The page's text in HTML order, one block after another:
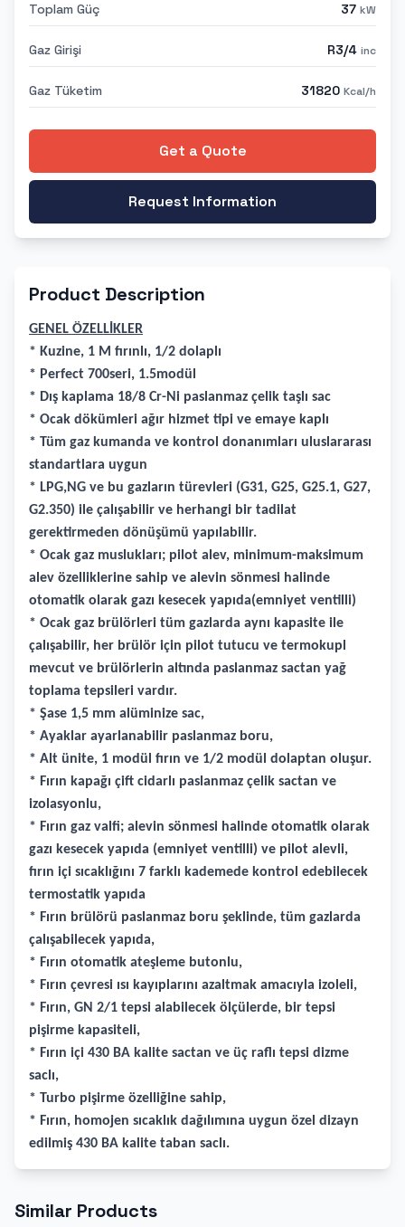
Toplam Güç 37 kW
Gaz Girişi R3/4 inc
Gaz Tüketim 31820 Kcal/h
Get a Quote
Request Information
Product Description
GENEL ÖZELLİKLER
* Kuzine, 1 M fırınlı, 1/2 dolaplı
* Perfect 700seri, 1.5modül
* Dış kaplama 18/8 Cr-Ni paslanmaz çelik taşlı sac
* Ocak dökümleri ağır hizmet tipi ve emaye kaplı
* Tüm gaz kumanda ve kontrol donanımları uluslararası
standartlara uygun
* LPG,NG ve bu gazların türevleri (G31, G25, G25.1, G27,
G2.350) ile çalışabilir ve herhangi bir tadilat
gerektirmeden dönüşümü yapılabilir.
* Ocak gaz muslukları; pilot alev, minimum-maksimum
alev özelliklerine sahip ve alevin sönmesi halinde
otomatik olarak gazı kesecek yapıda(emniyet ventilli)
* Ocak gaz brülörleri tüm gazlarda aynı kapasite ile
çalışabilir, her brülör için pilot tutucu ve termokupl
mevcut ve brülörlerin altında paslanmaz sactan yağ
toplama tepsileri vardır.
* Şase 1,5 mm alüminize sac,
* Ayaklar ayarlanabilir paslanmaz boru,
* Alt ünite, 1 modül fırın ve 1/2 modül dolaptan oluşur.
* Fırın kapağı çift cidarlı paslanmaz çelik sactan ve
izolasyonlu,
* Fırın gaz valfi; alevin sönmesi halinde otomatik olarak
gazı kesecek yapıda (emniyet ventilli) ve pilot alevli,
fırın içi sıcaklığını 7 farklı kademede kontrol edebilecek
termostatik yapıda
* Fırın brülörü paslanmaz boru şeklinde, tüm gazlarda
çalışabilecek yapıda,
* Fırın otomatik ateşleme butonlu,
* Fırın çevresi ısı kayıplarını azaltmak amacıyla izoleli,
* Fırın, GN 2/1 tepsi alabilecek ölçülerde, bir tepsi
pişirme kapasiteli,
* Fırın içi 430 BA kalite sactan ve üç raflı tepsi dizme
saclı,
* Turbo pişirme özelliğine sahip,
* Fırın, homojen sıcaklık dağılımına uygun özel dizayn
edilmiş 430 BA kalite taban saclı.
Similar Products